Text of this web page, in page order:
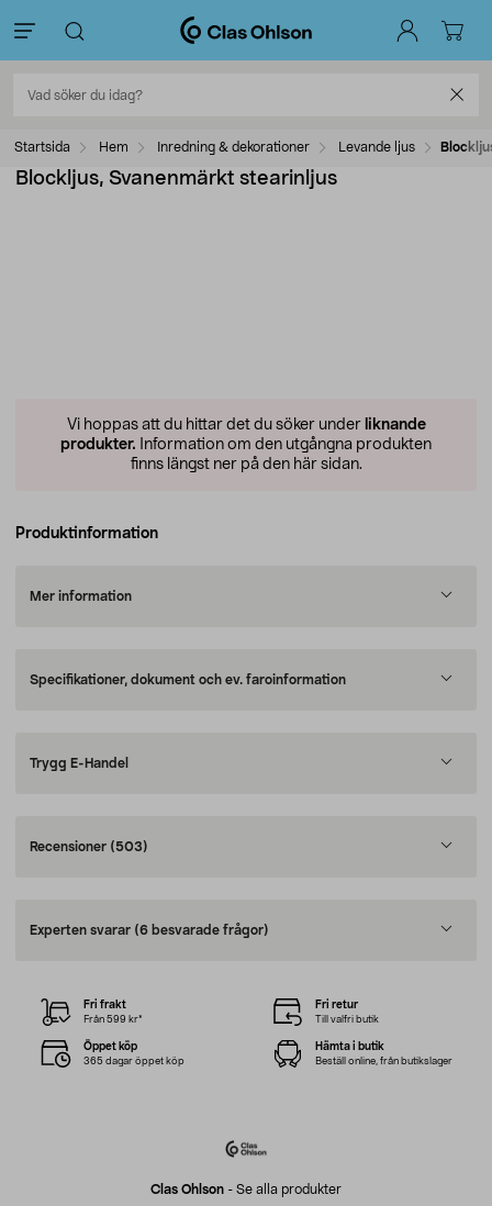
Startsida Hem Inredning & dekorationer Levande ljus
Blockljus, Svanenmärkt stearinljus
Vi hoppas att du hittar det du söker under liknande
produkter. Information om den utgångna produkten
finns längst ner på den här sidan.
Produktinformation
Mer information
Specifikationer, dokument och ev. faroinformation
Trygg E-Handel
Recensioner (503)
Experten svarar (6 besvarade frågor)
Clas Ohlson - Se alla produkter
Fri frakt
Från 599 kr*
Fri retur
Till valfri butik
Öppet köp
365 dagar öppet köp
Hämta i butik
Beställ online, från butikslager